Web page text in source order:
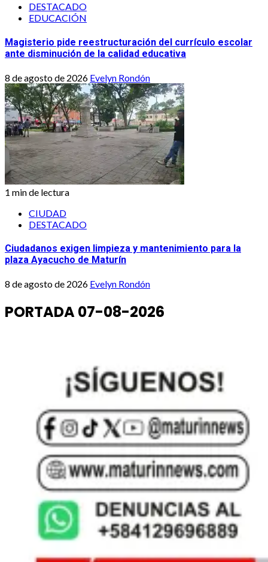
DESTACADO
EDUCACIÓN
Magisterio pide reestructuración del currículo escolar
ante disminución de la calidad educativa
8 de agosto de 2026 Evelyn Rondón
1 min de lectura
CIUDAD
DESTACADO
Ciudadanos exigen limpieza y mantenimiento para la
plaza Ayacucho de Maturín
8 de agosto de 2026 Evelyn Rondón
PORTADA 07-08-2026